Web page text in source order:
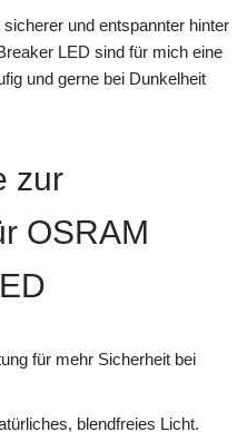
und entspannter hinter
LED sind für mich eine
und gerne bei Dunkelheit
zur
OSRAM
für mehr Sicherheit bei
blendfreies Licht.